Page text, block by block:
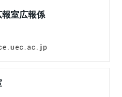
室広報係